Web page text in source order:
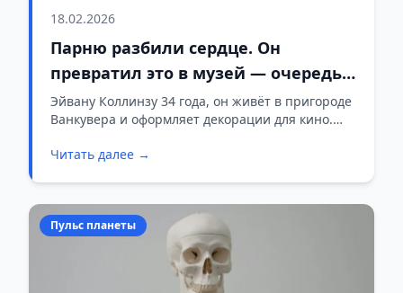
18.02.2026
Парню разбили сердце. Он
превратил это в музей — очередь
растянулась на улицу
Эйвану Коллинзу 34 года, он живёт в пригороде
Ванкувера и оформляет декорации для кино.
— ещё одна. Два расставания подряд, и
Читать далее →
Пульс планеты